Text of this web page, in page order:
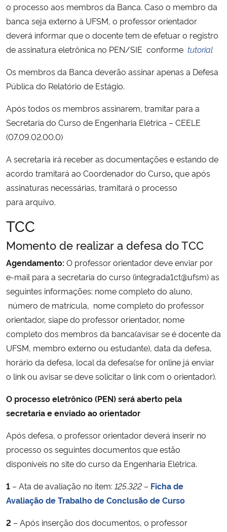
Planalto
o processo aos membros da Banca. Caso o membro da
banca seja externo à UFSM, o professor orientador
deverá informar que o docente tem de efetuar o registro
de assinatura eletrônica no PEN/SIE conforme tutorial
Os membros da Banca deverão assinarapenas a Defesa
Pública do Relatório de Estágio.
Após todos os membros assinarem, tramitar para a
Secretaria do Curso de Engenharia Elétrica – CEELE
(07.09.02.00.0)
A secretaria irá receber as documentações eestando de
acordo tramitará ao Coordenadordo Curso, queapós
assinaturas necessárias, tramitará o processo
para arquivo.
TCC
Momento de realizar a defesa do TCC
Agendamento: O professor orientador deve enviar por
e-mail para a secretaria do curso (integrada1ct@ufsm) as
seguintes informações: nome completo do aluno,
número de matrícula, nome completo do professor
orientador, siape do professor orientador, nome
completo dos membros da banca(avisar se é docente da
UFSM, membro externo ou estudante), data da defesa,
horário da defesa, local da defesa(se for online já enviar
o link ou avisar se deve solicitar o link com o orientador).
O processo eletrônico (PEN) será aberto pela
secretaria e enviado ao orientador
Após defesa, o professor orientador deverá inserir no
processo os seguintes documentos que estão
disponíveis no site do curso da Engenharia Elétrica.
1 – Ata de avaliação no item: 125.322 – Ficha de
Avaliação de Trabalho de Conclusão de Curso
2 – Após inserção dos documentos, o professor